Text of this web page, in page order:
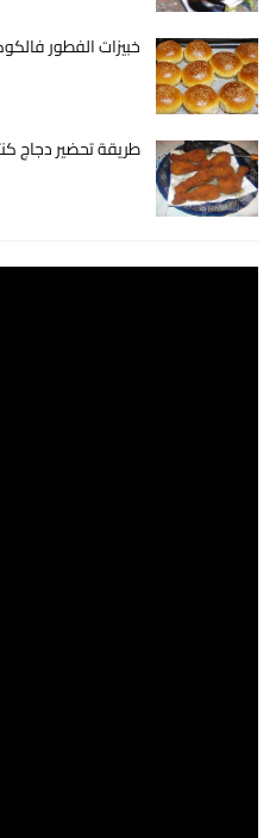
خبيزات الفطور
طريقة تحضير دجاج